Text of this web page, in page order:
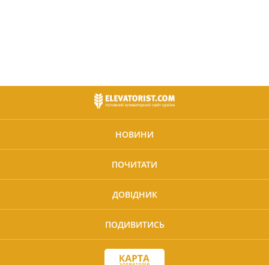
НОВИНИ
ПОЧИТАТИ
ДОВІДНИК
ПОДИВИТИСЬ